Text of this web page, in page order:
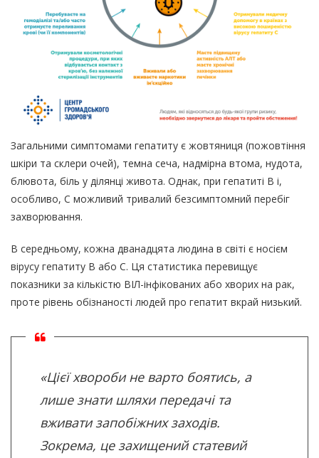
Загальними симптомами гепатиту є жовтяниця (пожовтіння
шкіри та склери очей), темна сеча, надмірна втома, нудота,
блювота, біль у ділянці живота. Однак, при гепатиті В і,
особливо, С можливий тривалий безсимптомний перебіг
захворювання.
В середньому, кожна дванадцята людина в світі є носієм
вірусу гепатиту В або C. Ця статистика перевищує
показники за кількістю ВІЛ-інфікованих або хворих на рак,
проте рівень обізнаності людей про гепатит вкрай низький.
«Цієї хвороби не варто боятись, а
лише знати шляхи передачі та
вживати запобіжних заходів.
Зокрема, це захищений статевий